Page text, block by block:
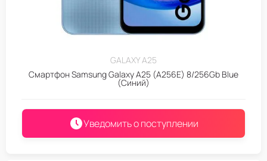
GALAXY A25
Смартфон Samsung Galaxy A25 (A256E) 8/256Gb Blue
(Синий)
Уведомить о поступлении